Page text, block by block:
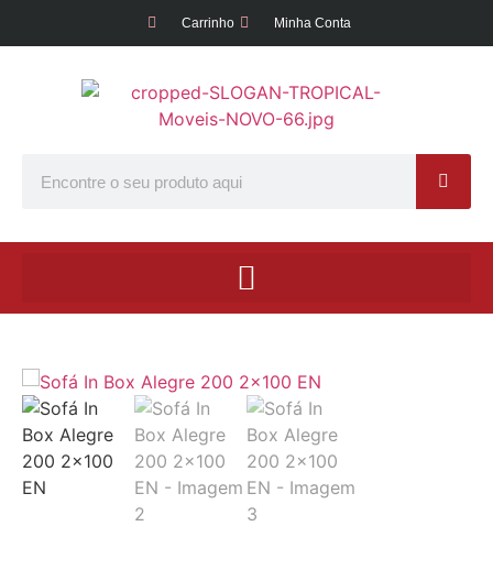
Carrinho Minha Conta